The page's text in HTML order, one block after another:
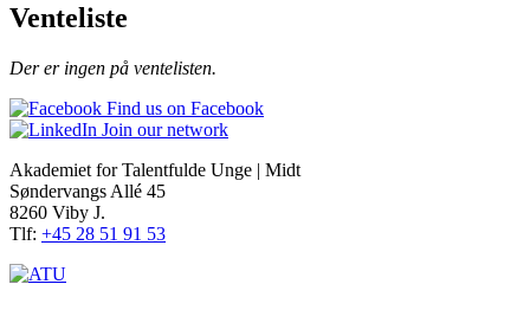
Venteliste
Der er ingen på ventelisten.
Find us on Facebook
Join our network
Akademiet for Talentfulde Unge | Midt
Søndervangs Allé 45
8260 Viby J.
Tlf: +45 28 51 91 53